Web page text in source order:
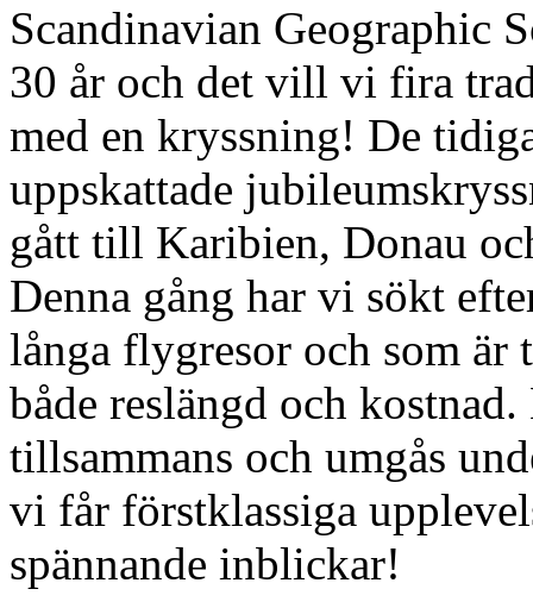
Scandinavian Geographic
30 år och det vill vi fira
med en kryssning! De
uppskattade
gått till Karibien, Donau
Denna gång har vi sökt
långa flygresor och som
både reslängd och
tillsammans och umgås
vi får förstklassiga
spännande inblickar!